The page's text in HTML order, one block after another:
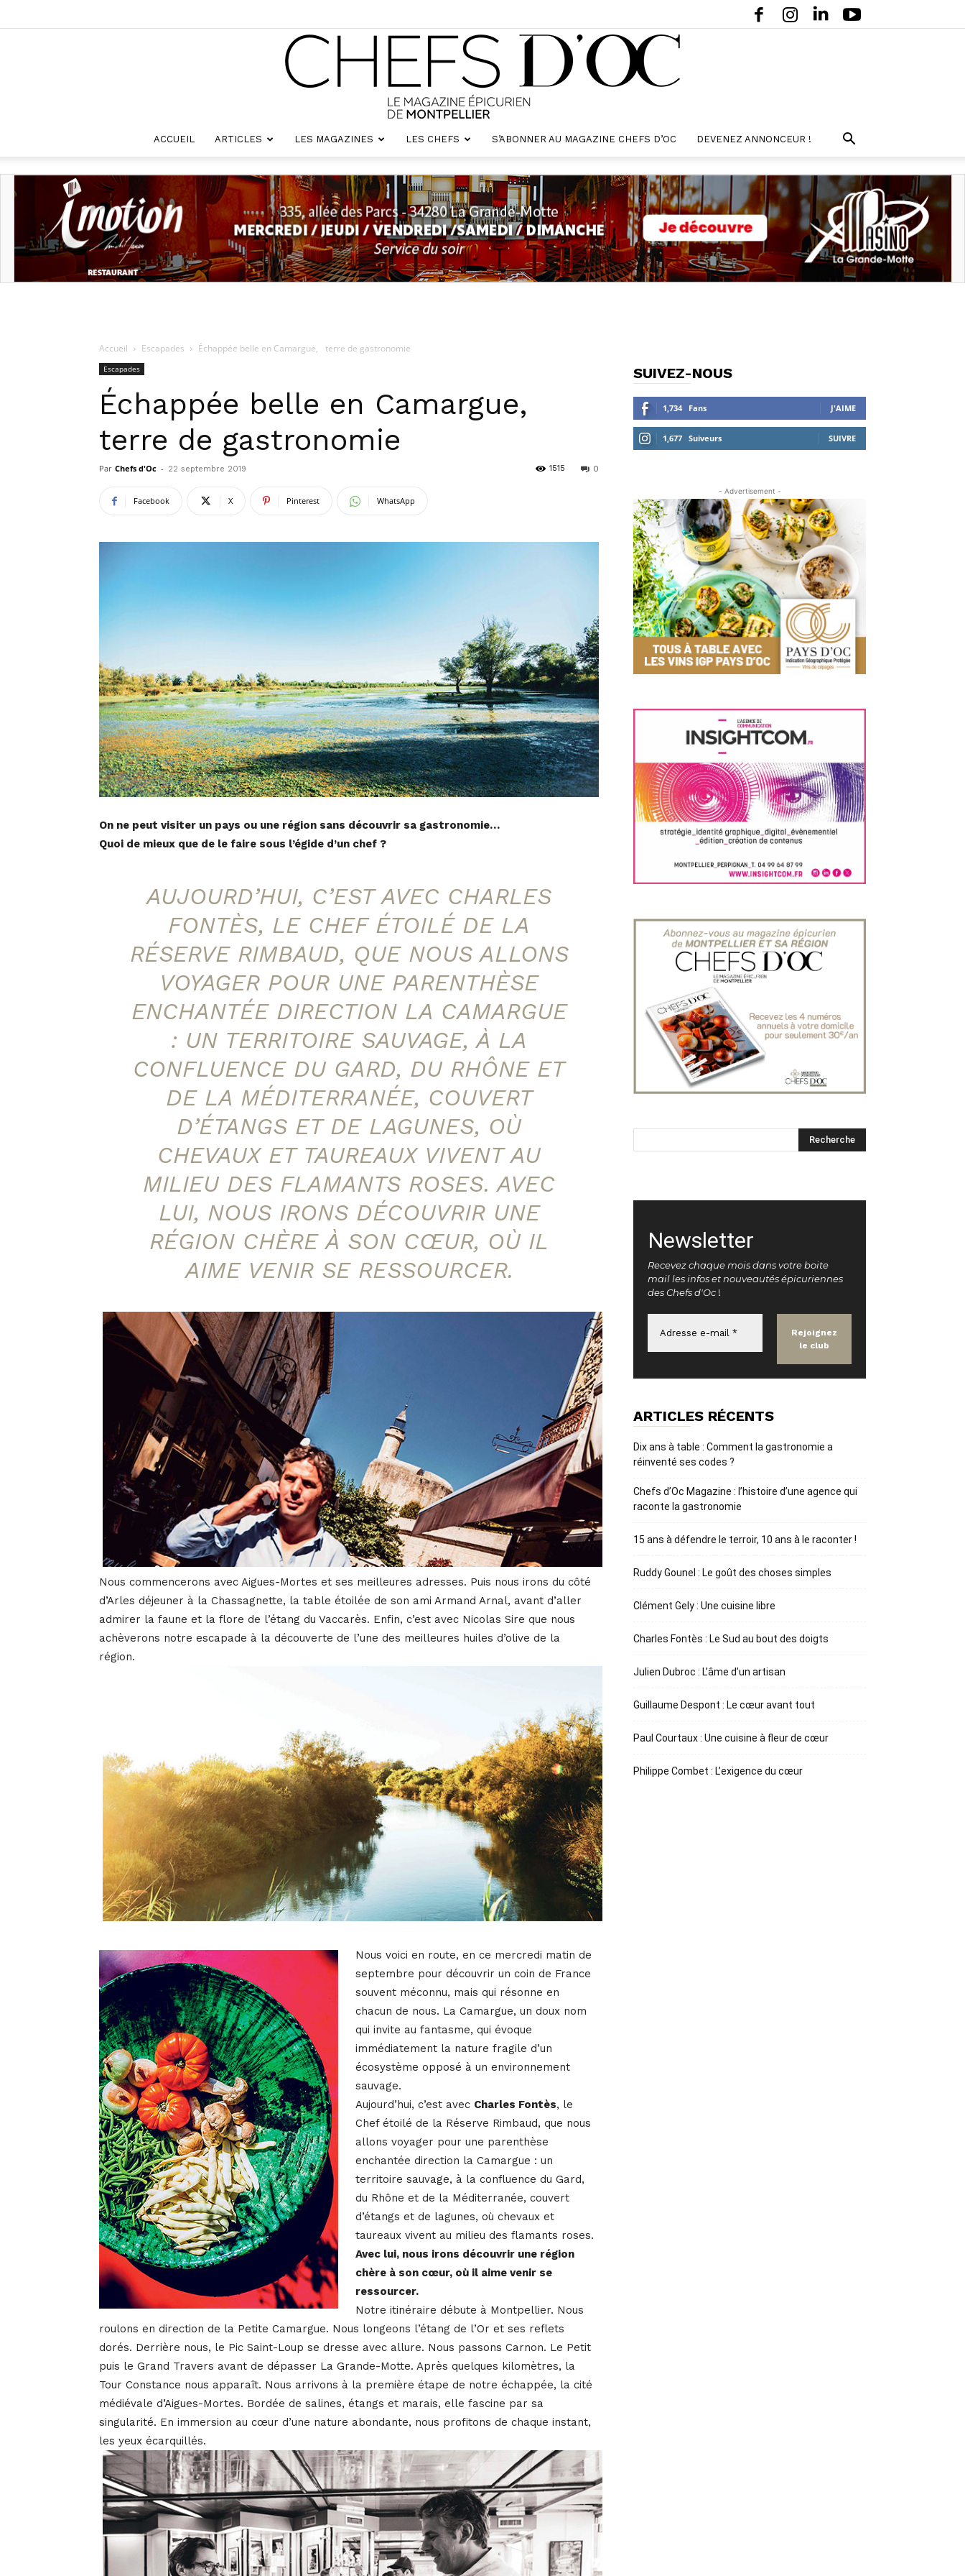
d'oc
ACCUEIL ARTICLES LES MAGAZINES LES CHEFS S’ABONNER AU MAGAZINE CHEFS D’OC DEVENEZ ANNONCEUR !
Accueil Escapades Échappée belle en Camargue, terre de gastronomie
Escapades
Échappée belle en Camargue,
terre de gastronomie
Par Chefs d'Oc - 22 septembre 2019 0
1515
Facebook X Pinterest WhatsApp
On ne peut visiter un pays ou une région sans découvrir sa gastronomie…
Quoi de mieux que de le faire sous l’égide d’un chef ?
AUJOURD’HUI, C’EST AVEC CHARLES
FONTÈS, LE CHEF ÉTOILÉ DE LA
RÉSERVE RIMBAUD, QUE NOUS ALLONS
VOYAGER POUR UNE PARENTHÈSE
ENCHANTÉE DIRECTION LA CAMARGUE
: UN TERRITOIRE SAUVAGE, À LA
CONFLUENCE DU GARD, DU RHÔNE ET
DE LA MÉDITERRANÉE, COUVERT
D’ÉTANGS ET DE LAGUNES, OÙ
CHEVAUX ET TAUREAUX VIVENT AU
MILIEU DES FLAMANTS ROSES. AVEC
LUI, NOUS IRONS DÉCOUVRIR UNE
RÉGION CHÈRE À SON CŒUR, OÙ IL
AIME VENIR SE RESSOURCER.
Nous commencerons avec Aigues-Mortes et ses meilleures adresses. Puis nous irons du côté
d’Arles déjeuner à la Chassagnette, la table étoilée de son ami Armand Arnal, avant d’aller
admirer la faune et la flore de l’étang du Vaccarès. Enfin, c’est avec Nicolas Sire que nous
achèverons notre escapade à la découverte de l’une des meilleures huiles d’olive de la
région.
Nous voici en route, en ce mercredi matin de
septembre pour découvrir un coin de France
souvent méconnu, mais qui résonne en
chacun de nous. La Camargue, un doux nom
qui invite au fantasme, qui évoque
immédiatement la nature fragile d’un
écosystème opposé à un environnement
sauvage.
Aujourd’hui, c’est avec Charles Fontès, le
Chef étoilé de la Réserve Rimbaud, que nous
allons voyager pour une parenthèse
enchantée direction la Camargue : un
territoire sauvage, à la confluence du Gard,
du Rhône et de la Méditerranée, couvert
d’étangs et de lagunes, où chevaux et
taureaux vivent au milieu des flamants roses.
Avec lui, nous irons découvrir une région
chère à son cœur, où il aime venir se
ressourcer.
Notre itinéraire débute à Montpellier. Nous
roulons en direction de la Petite Camargue. Nous longeons l’étang de l’Or et ses reflets
dorés. Derrière nous, le Pic Saint-Loup se dresse avec allure. Nous passons Carnon. Le Petit
puis le Grand Travers avant de dépasser La Grande-Motte. Après quelques kilomètres, la
Tour Constance nous apparaît. Nous arrivons à la première étape de notre échappée, la cité
médiévale d’Aigues-Mortes. Bordée de salines, étangs et marais, elle fascine par sa
singularité. En immersion au cœur d’une nature abondante, nous profitons de chaque instant,
les yeux écarquillés.
SUIVEZ-NOUS
1,734 Fans J'AIME
1,677 Suiveurs SUIVRE
- Advertisement -
Newsletter
Recevez chaque mois dans votre boite
mail les infos et nouveautés épicuriennes
des Chefs d'Oc !
ARTICLES RÉCENTS
Dix ans à table : Comment la gastronomie a
réinventé ses codes ?
Chefs d’Oc Magazine : l’histoire d’une agence qui
raconte la gastronomie
15 ans à défendre le terroir, 10 ans à le raconter !
Ruddy Gounel : Le goût des choses simples
Clément Gely : Une cuisine libre
Charles Fontès : Le Sud au bout des doigts
Julien Dubroc : L’âme d’un artisan
Guillaume Despont : Le cœur avant tout
Paul Courtaux : Une cuisine à fleur de cœur
Philippe Combet : L’exigence du cœur